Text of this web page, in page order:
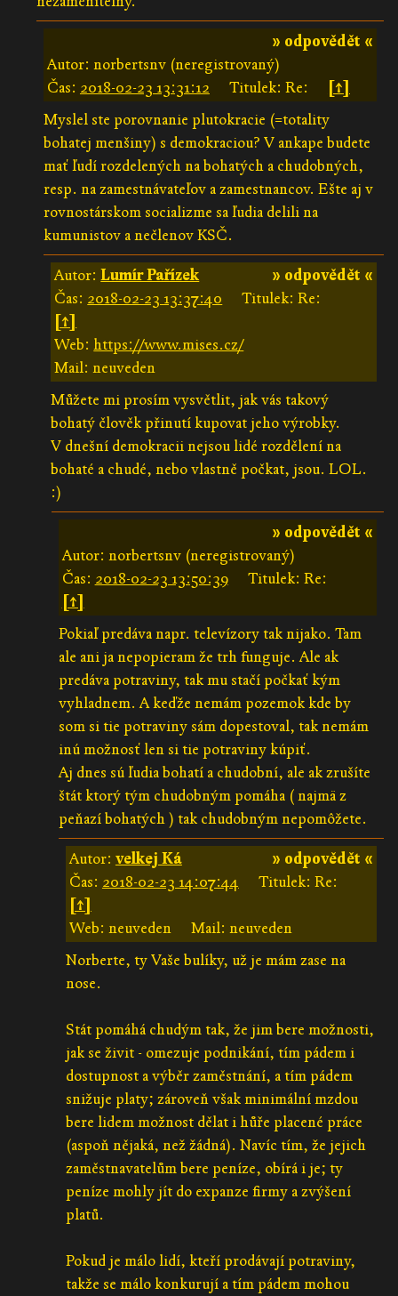
» odpovědět «
Autor: norbertsnv (neregistrovaný)
Čas: 2018-02-23 13:31:12 Titulek: Re:
[↑]
Myslel ste porovnanie plutokracie (=totality
bohatej menšiny) s demokraciou? V ankape budete
mať ľudí rozdelených na bohatých a chudobných,
resp. na zamestnávateľov a zamestnancov. Ešte aj v
rovnostárskom socializme sa ľudia delili na
kumunistov a nečlenov KSČ.
» odpovědět «
Autor:Lumír Pařízek
Čas: 2018-02-23 13:37:40
Titulek: Re:
[↑]
Web:https://www.mises.cz/
Mail: neuveden
Můžete mi prosím vysvětlit, jak vás takový
bohatý člověk přinutí kupovat jeho výrobky.
V dnešní demokracii nejsou lidé rozdělení na
bohaté a chudé, nebo vlastně počkat, jsou. LOL.
:)
» odpovědět «
Autor: norbertsnv (neregistrovaný)
Čas: 2018-02-23 13:50:39
Titulek: Re:
[↑]
Pokiaľ predáva napr. televízory tak nijako. Tam
ale ani ja nepopieram že trh funguje. Ale ak
predáva potraviny, tak mu stačí počkať kým
vyhladnem. A keďže nemám pozemok kde by
som si tie potraviny sám dopestoval, tak nemám
inú možnosť len si tie potraviny kúpiť.
Aj dnes sú ľudia bohatí a chudobní, ale ak zrušíte
štát ktorý tým chudobným pomáha ( najmä z
peňazí bohatých ) tak chudobným nepomôžete.
» odpovědět «
Autor: velkej Ká
Čas: 2018-02-23 14:07:44
Titulek: Re:
[↑]
Web: neuveden
Mail: neuveden
Norberte, ty Vaše bulíky, už je mám zase na
nose.
Stát pomáhá chudým tak, že jim bere možnosti,
jak se živit - omezuje podnikání, tím pádem i
dostupnost a výběr zaměstnání, a tím pádem
snižuje platy; zároveň však minimální mzdou
bere lidem možnost dělat i hůře placené práce
(aspoň nějaká, než žádná). Navíc tím, že jejich
zaměstnavatelům bere peníze, obírá i je; ty
peníze mohly jít do expanze firmy a zvýšení
platů.
Pokud je málo lidí, kteří prodávají potraviny,
takže se málo konkurují a tím pádem mohou